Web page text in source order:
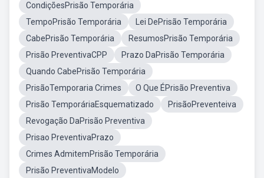
CondiçõesPrisão Temporária
TempoPrisão Temporária
Lei DePrisão Temporária
CabePrisão Temporária
ResumosPrisão Temporária
Prisão PreventivaCPP
Prazo DaPrisão Temporária
Quando CabePrisão Temporária
PrisãoTemporaria Crimes
O Que ÉPrisão Preventiva
Prisão TemporáriaEsquematizado
PrisãoPreventeiva
Revogação DaPrisão Preventiva
Prisao PreventivaPrazo
Crimes AdmitemPrisão Temporária
Prisão PreventivaModelo